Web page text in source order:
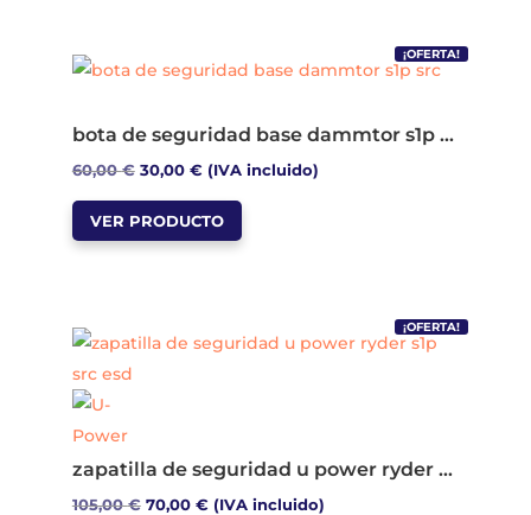
Las
se
pueden
elegir
en
producto
¡OFERTA!
bota de seguridad base dammtor s1p src
60,00€ El
precio
original
30,00 €El
precio
actual
(IVA incluido)
VER PRODUCTO
Este
Las
elegir
en
¡OFERTA!
zapatilla de seguridad u power ryder s1p src esd
105,00€ El
70,00 €El(IVA incluido)